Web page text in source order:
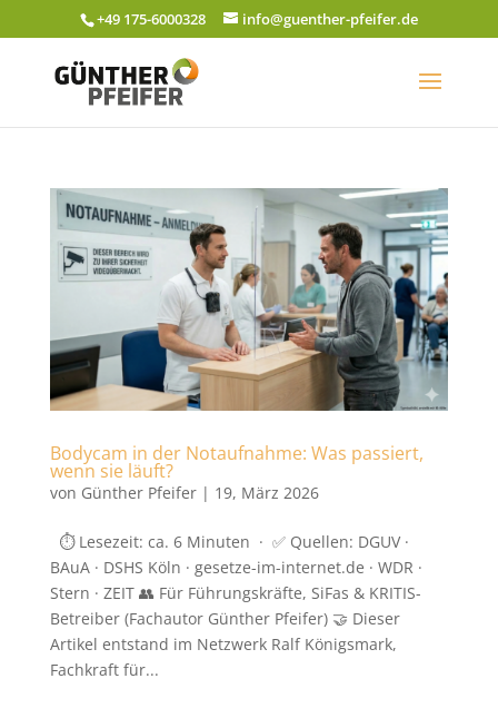
+49 175-6000328 info@guenther-pfeifer.de
Bodycam in der Notaufnahme: Was passiert,
wenn sie läuft?
von Günther Pfeifer| 19, März 2026
⏱️ Lesezeit: ca. 6 Minuten · ✅ Quellen: DGUV ·
BAuA · DSHS Köln · gesetze-im-internet.de · WDR ·
Stern · ZEIT 👥 Für Führungskräfte, SiFas & KRITIS-
Betreiber (Fachautor Günther Pfeifer) 🤝 Dieser
Artikel entstand im Netzwerk Ralf Königsmark,
Fachkraft für...